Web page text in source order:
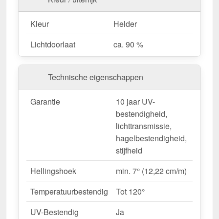
Garantie– 10 jaar op materiaalkwaliteit voor
betrouwbaarheid.
Ideaal voor de volgende toepassingen:
Heldere, beschutte overkappingen.
lichttransmissie voor planten.
Renovaties & nieuwbouw– Moderne &
duurzame dakbedekking.
Commerciële hallen & opslagruimte– Heldere
interieurs zonder extra energieverbruik.
Agrarische gebouwen
– Weerbestendige
oplossing voor stallen & machinehallen.
Op maat gemaakt & efficiënte montage
Kleur
Helder
Lichtdoorlaat
ca. 90 %
Technische eigenschappen
Garantie
10 jaar UV-
bestendigheid,
lichttransmissie,
hagelbestendigheid,
stijfheid
Hellingshoek
min. 7° (12,22 cm/m)
Temperatuurbestendig
Tot 120°
UV-Bestendig
Ja